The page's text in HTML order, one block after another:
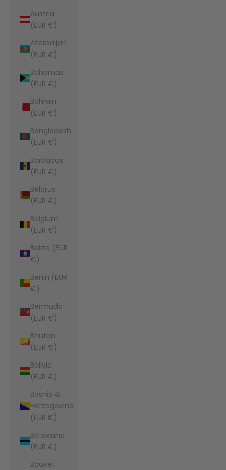
Austria
(EUR €)
Azerbaijan
(EUR €)
Bahamas
(EUR €)
Bahrain
(EUR €)
Bangladesh
(EUR €)
Barbados
(EUR €)
Belarus
(EUR €)
Belgium
(EUR €)
Belize (EUR
€)
Benin (EUR
€)
Bermuda
(EUR €)
Bhutan
(EUR €)
Bolivia
(EUR €)
Bosnia &
Herzegovina
(EUR €)
Botswana
(EUR €)
Bouvet